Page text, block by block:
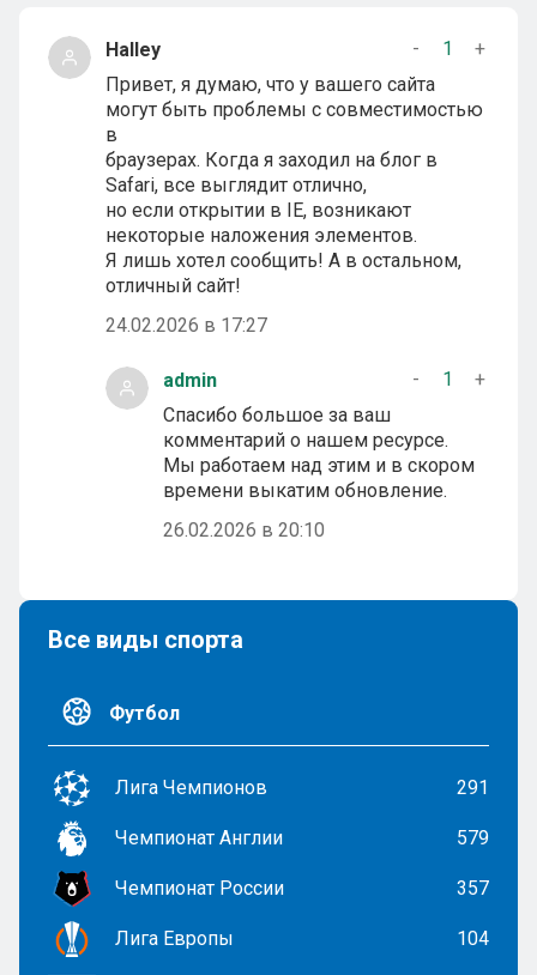
Halley - 1
+
Привет, я думаю, что у вашего сайта
могут быть проблемы с совместимостью
в
браузерах. Когда я заходил на блог в
Safari, все выглядит отлично,
но если открытии в IE, возникают
некоторые наложения элементов.
Я лишь хотел сообщить! А в остальном,
отличный сайт!
24.02.2026 в 17:27
admin - 1
+
Спасибо большое за ваш
комментарий о нашем ресурсе.
Мы работаем над этим и в скором
времени выкатим обновление.
26.02.2026 в 20:10
Все виды спорта
Футбол
Лига Чемпионов 291
Чемпионат Англии 579
Чемпионат России 357
Лига Европы 104